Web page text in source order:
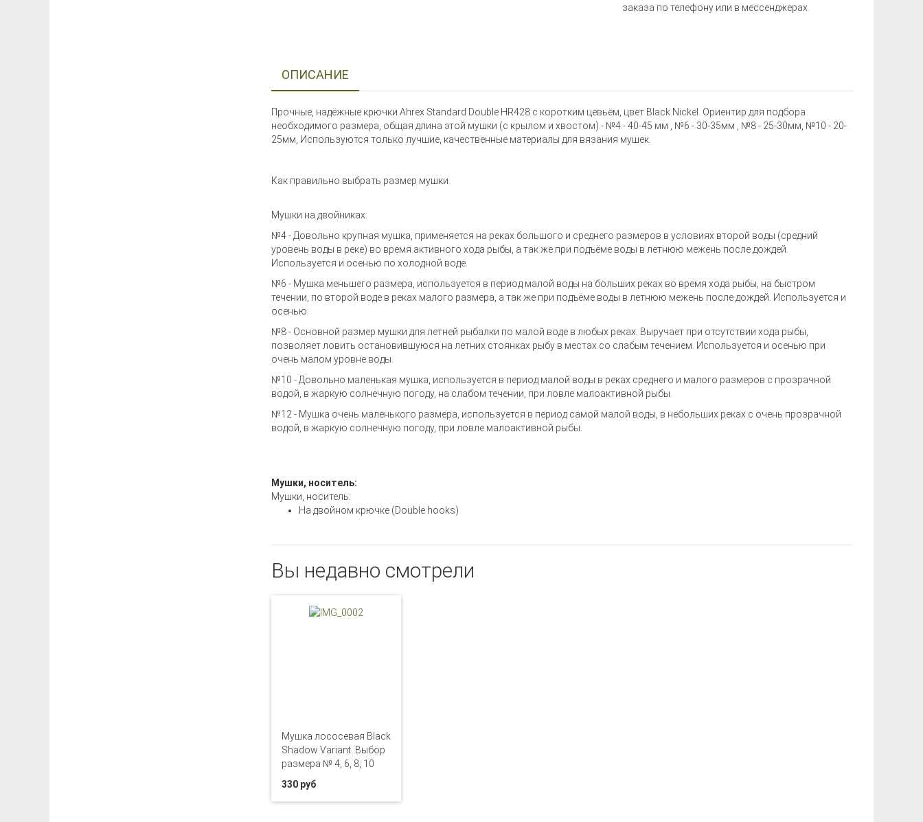
заказа по телефону или в мессенджерах.
ОПИСАНИЕ
Прочные, надёжные крючки Ahrex Standard Double HR428 с коротким цевьём, цвет Black Nickel. Ориентир для подбора
необходимого размера, общая длина этой мушки (с крылом и хвостом) - №4 - 40-45 мм , №6 - 30-35мм , №8 - 25-30мм, №10 - 20-
25мм, Используются только лучшие, качественные материалы для вязания мушек.
Как правильно выбрать размер мушки.
Мушки на двойниках:
№4 - Довольно крупная мушка, применяется на реках большого и среднего размеров в условиях второй воды (средний
уровень воды в реке) во время активного хода рыбы, а так же при подъёме воды в летнюю межень после дождей.
Используется и осенью по холодной воде.
№6 - Мушка меньшего размера, используется в период малой воды на больших реках во время хода рыбы, на быстром
течении, по второй воде в реках малого размера, а так же при подъёме воды в летнюю межень после дождей. Используется и
осенью.
№8 - Основной размер мушки для летней рыбалки по малой воде в любых реках. Выручает при отсутствии хода рыбы,
позволяет ловить остановившуюся на летних стоянках рыбу в местах со слабым течением. Используется и осенью при
очень малом уровне воды.
№10 - Довольно маленькая мушка, используется в период малой воды в реках среднего и малого размеров с прозрачной
водой, в жаркую солнечную погоду, на слабом течении, при ловле малоактивной рыбы.
№12 - Мушка очень маленького размера, используется в период самой малой воды, в небольших реках с очень прозрачной
водой, в жаркую солнечную погоду, при ловле малоактивной рыбы.
Мушки, носитель:
Мушки, носитель:
На двойном крючке (Double hooks)
Вы недавно смотрели
Мушка лососевая Black
Shadow Variant. Выбор
размера № 4, 6, 8, 10
330 руб